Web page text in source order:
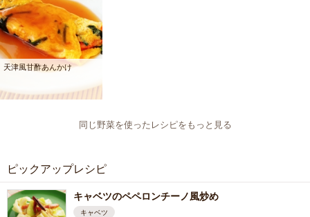
天津風甘酢あんかけ
同じ野菜を使ったレシピをもっと見る
ピックアップレシピ
キャベツのペペロンチーノ風炒め
キャベツ